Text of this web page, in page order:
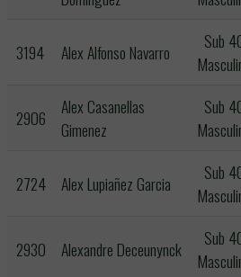
3194 Alex Alfonso Navarro
Sub
2906
Alex Casanellas
Gimenez
Sub
2724 Alex Lupiañez Garcia
Sub
2930 Alexandre Deceunynck
Sub